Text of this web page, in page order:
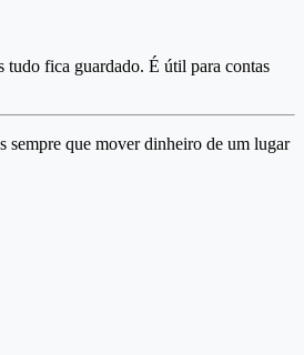
tudo fica guardado. É útil para contas
sempre que mover dinheiro de um lugar